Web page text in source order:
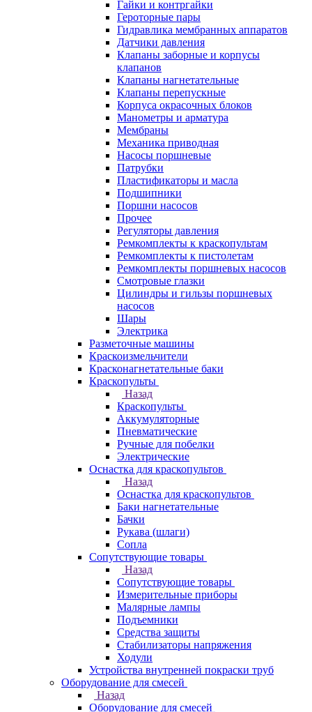
Гайки и контргайки
Героторные пары
Гидравлика мембранных аппаратов
Датчики давления
Клапаны заборные и корпусы
клапанов
Клапаны нагнетательные
Клапаны перепускные
Корпуса окрасочных блоков
Манометры и арматура
Мембраны
Механика приводная
Насосы поршневые
Патрубки
Пластификаторы и масла
Подшипники
Поршни насосов
Прочее
Регуляторы давления
Ремкомплекты к краскопультам
Ремкомплекты к пистолетам
Ремкомплекты поршневых насосов
Смотровые глазки
Цилиндры и гильзы поршневых
насосов
Шары
Электрика
Разметочные машины
Краскоизмельчители
Красконагнетательные баки
Краскопульты
Назад
Краскопульты
Аккумуляторные
Пневматические
Ручные для побелки
Электрические
Оснастка для краскопультов
Назад
Оснастка для краскопультов
Баки нагнетательные
Бачки
Рукава (шлаги)
Сопла
Сопутствующие товары
Назад
Сопутствующие товары
Измерительные приборы
Малярные лампы
Подъемники
Средства защиты
Стабилизаторы напряжения
Ходули
Устройства внутренней покраски труб
Оборудование для смесей
Назад
Оборудование для смесей